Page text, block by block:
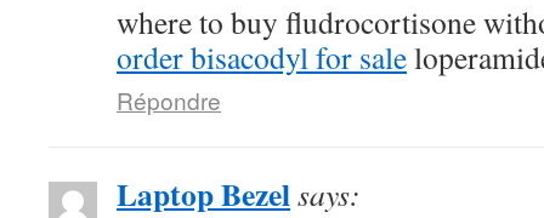
where to buy fludrocortisone
order bisacodyl for sale
Répondre
Laptop Bezelsays: